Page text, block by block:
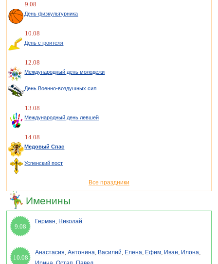
9.08
День физкультурника
10.08
День строителя
12.08
Международный день молодежи
День Военно-воздушных сил
13.08
Международный день левшей
14.08
Медовый Спас
Успенский пост
Все праздники
Именины
9.08
Герман, Николай
10.08
Анастасия,Антонина, Василий, Елена, Ефим, Иван, Илона,